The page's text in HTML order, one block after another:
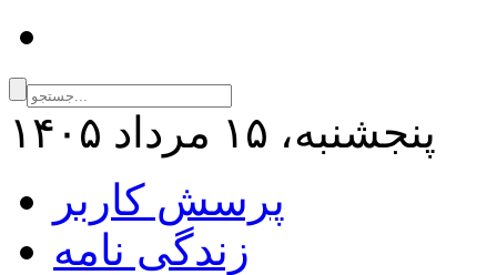
پنجشنبه، ۱۵ مرداد ۱۴۰۵
پرسش کاربر
زندگی نامه